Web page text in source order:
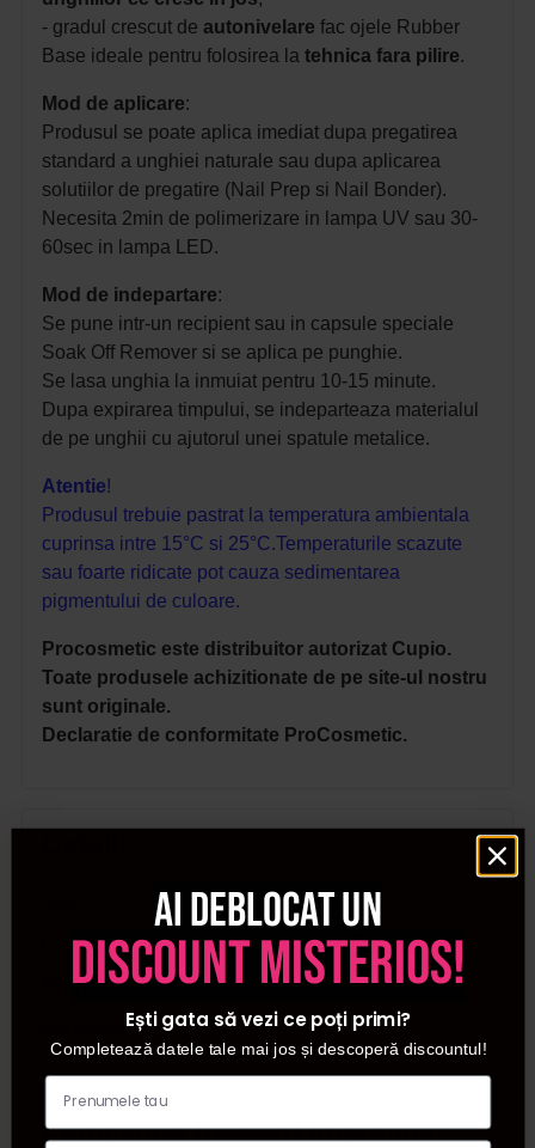
- gradul crescut de autonivelare fac ojele Rubber
Base ideale pentru folosirea la tehnica fara pilire.
Mod de aplicare:
Produsul se poate aplica imediat dupa pregatirea
standard a unghiei naturale sau dupa aplicarea
solutiilor de pregatire (Nail Prep si Nail Bonder).
Necesita 2min de polimerizare in lampa UV sau 30-
60sec in lampa LED.
Mod de indepartare:
Se pune intr-un recipient sau in capsule speciale
Soak Off Remover si se aplica pe punghie.
Se lasa unghia la inmuiat pentru 10-15 minute.
Dupa expirarea timpului, se indeparteaza materialul
de pe unghii cu ajutorul unei spatule metalice.
Atentie!
Produsul trebuie pastrat la temperatura ambientala
cuprinsa intre 15°C si 25°C.Temperaturile scazute
sau foarte ridicate pot cauza sedimentarea
pigmentului de culoare.
Procosmetic este distribuitor autorizat Cupio.
Toate produsele achizitionate de pe site-ul nostru
sunt originale.
Declaratie de conformitate ProCosmetic.
931229132
Categorii
Rubber Base French
Brand
Cupio
Cantitate
15ml
Cumparate frecvent impreuna:
Ai deblocat un
discount misterios!
Ești gata să vezi ce poți primi?
Completează datele tale mai jos și descoperă discountul!